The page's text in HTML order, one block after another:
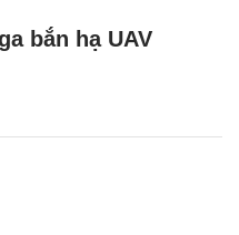
bắn hạ UAV